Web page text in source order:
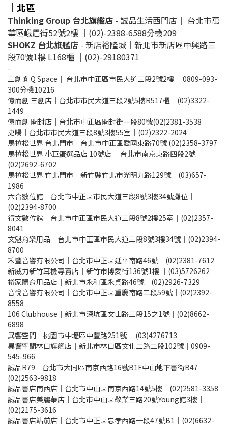
｜北區｜
Thinking Group 台北旗艦店 - 誠品生活西門店｜ 台北市萬
華區峨眉街52號2樓 ｜(02)-2388-6588分機209
SHOKZ 台北旗艦店 - 新店裕隆城 ｜ 新北市新店區中興路三
段70號1樓 L168櫃 ｜ (02)-29180371
-
三創 創Q Space｜ 台北市中正區市民大道三段2號2樓｜ 0809-093-
300分機10216
億而創 三創店｜台北市市民大道三段2號5樓R517櫃｜(02)3322-
1449
億而創 開封店｜台北市中正區開封街一段80號(02)2381-3538
捷暘｜台北市市民大道三段8號3樓55室｜(02)2322-2024
馬拉松世界 台北門市｜台北市中正區愛國東路70號 (02)2358-3797
馬拉松世界 小巨蛋選品店 10號店 ｜台北市南京東路四段2號｜
(02)2692-6702
馬拉松世界 竹北門市｜新竹縣竹北市光明九路129號｜(03)657-
1986
六合數位館｜台北市中正區市民大道三段8號3樓34號攤位｜
(02)2394-8700
得文數位館｜台北市中正區市民大道三段8號2樓25室｜(02)2357-
8041
文魁育樂用品｜台北市中正區市民大道三段8號3樓34號｜(02)2394-
8700
禾豐音響有限公司｜台北市中正區延平南路46號｜(02)2381-7612
新威力新竹耳機專賣店｜新竹市博愛街136號1樓 ｜(03)5726262
裕家體育用品店｜新北市永和區永貞路46號｜(02)2926-7329
音悅音響有限公司｜台北市中正區重慶南路二段59號｜(02)2392-
8558
106 Clubhouse｜新北市深坑區文山路三段15之1號｜(02)8662-
6898
異響空間｜桃園市中壢區中豐路251號 ｜(03)4276713
異響空間林口旗艦店｜新北市林口區文化二路二段102號｜0909-
545-966
誠品R79｜台北市大同區南京西路16號B1F中山地下書街B47｜
(02)2563-9818
誠品書店南西店｜台北市中山區南京西路14號5樓｜(02)2581-3358
誠品書店美麗華店｜台北市中山區敬業三路20號Young館3樓｜
(02)2175-3616
誠品書店站前店｜台北市中正區忠孝西路一段47號B1｜(02)6632-